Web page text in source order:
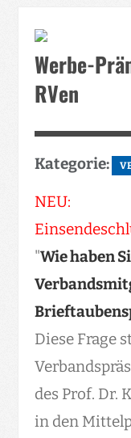
Werbe-
RVen
Kategorie:
NEU:
"Wie haben
Diese Frage
des Prof. Dr.
in den